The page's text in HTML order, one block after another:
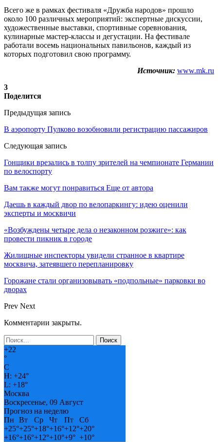
Всего же в рамках фестиваля «Дружба народов» прошло
около 100 различных мероприятий: экспертные дискуссии,
художественные выставки, спортивные соревнования,
кулинарные мастер-классы и дегустации. На фестивале
работали восемь национальных павильонов, каждый из
которых подготовил свою программу.
Источник: www.mk.ru
3
Поделится
Предыдущая запись
В аэропорту Пулково возобновили регистрацию пассажиров
Следующая запись
Гонщики врезались в толпу зрителей на чемпионате Германии
по велоспорту
Вам также могут понравиться Еще от автора
Даешь в каждый двор по велопаркингу: идею оценили
эксперты и москвичи
«Возбуждены четыре дела о незаконном розжиге»: как
провести пикник в городе
Жилищные инспекторы увидели странное в квартире
москвича, затеявшего перепланировку
Горожане стали организовывать «подпольные» парковки во
дворах
Prev Next
Комментарии закрыты.
+22
°
C
H: +24°
L: +18°
Москва
Воскресенье, 09 Август
Прогноз на неделю
Пн
Вт Ср Чт Пт
Сб
+25°+25°+18°+16°+12°+20°
+16°+16°+12°+10°+9° +10°